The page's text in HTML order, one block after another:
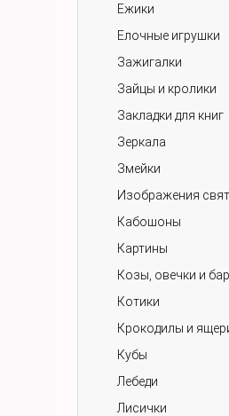
Ежики
Елочные игрушки
Зажигалки
Зайцы и кролики
Закладки для книг
Зеркала
Змейки
Изображения
Кабошоны
Картины
Козы, овечки и
Котики
Крокодилы и
Кубы
Лебеди
Лисички